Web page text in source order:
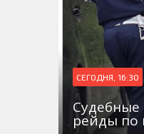
СЕГОДНЯ, 16:30
рейды по